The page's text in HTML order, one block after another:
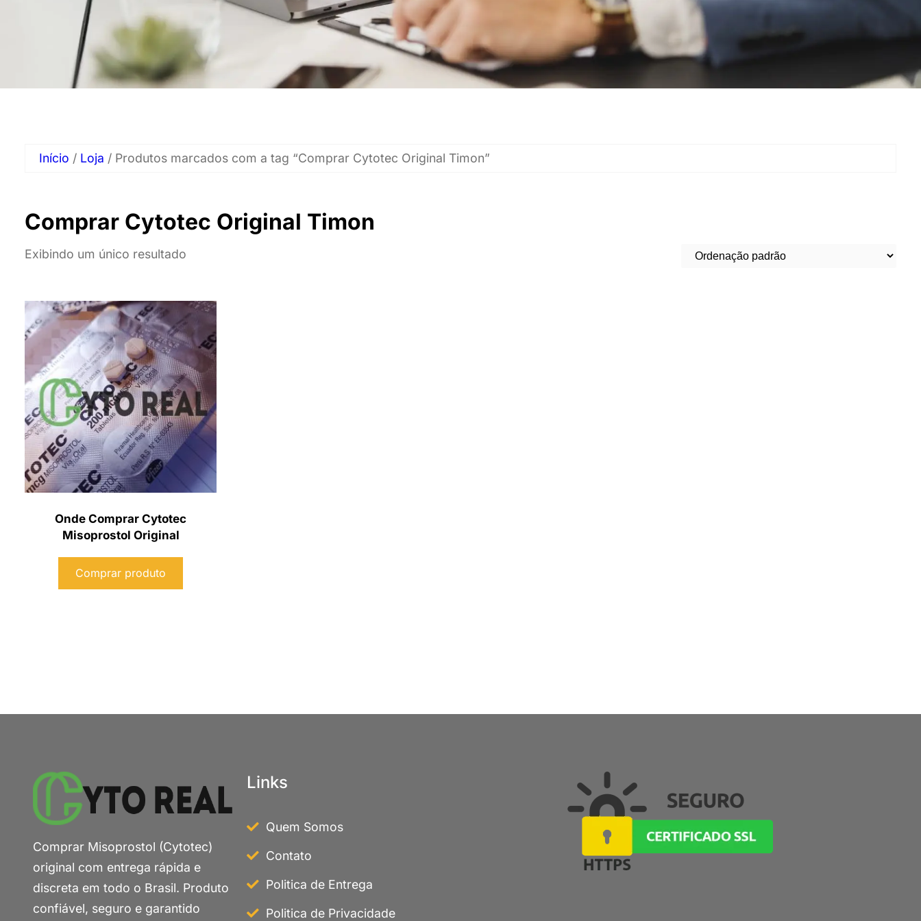
Início / Loja / Produtos marcados com a tag “Comprar Cytotec Original Timon”
Comprar Cytotec Original Timon
Exibindo um único resultado
Onde Comprar Cytotec
Misoprostol Original
Comprar produto
Comprar Misoprostol (Cytotec)
original com entrega rápida e
discreta em todo o Brasil. Produto
confiável, seguro e garantido
Links
Quem Somos
Contato
Politica de Entrega
Politica de Privacidade